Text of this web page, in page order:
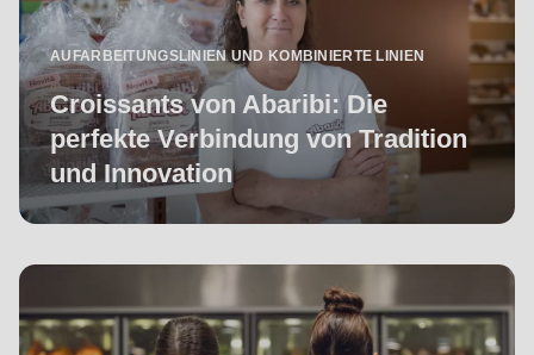
592
of
modules/custom/rondo_contact/src/ContactService.php
Deprecated
function:
mb_substr():
null
to
parameter
AUFARBEITUNGSLINIEN UND KOMBINIERTE LINIEN
Croissants von Abaribi: Die
perfekte Verbindung von Tradition
und Innovation